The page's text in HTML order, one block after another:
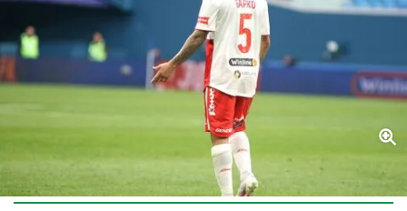
Legion-Media